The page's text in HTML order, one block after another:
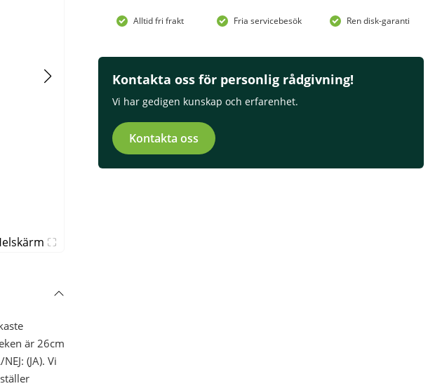
Alltid fri frakt Fria servicebesök Ren disk-garanti
Kontakta oss för personlig rådgivning!
Vi har gedigen kunskap och erfarenhet.
Kontakta oss
är 26cm
(JA). Vi